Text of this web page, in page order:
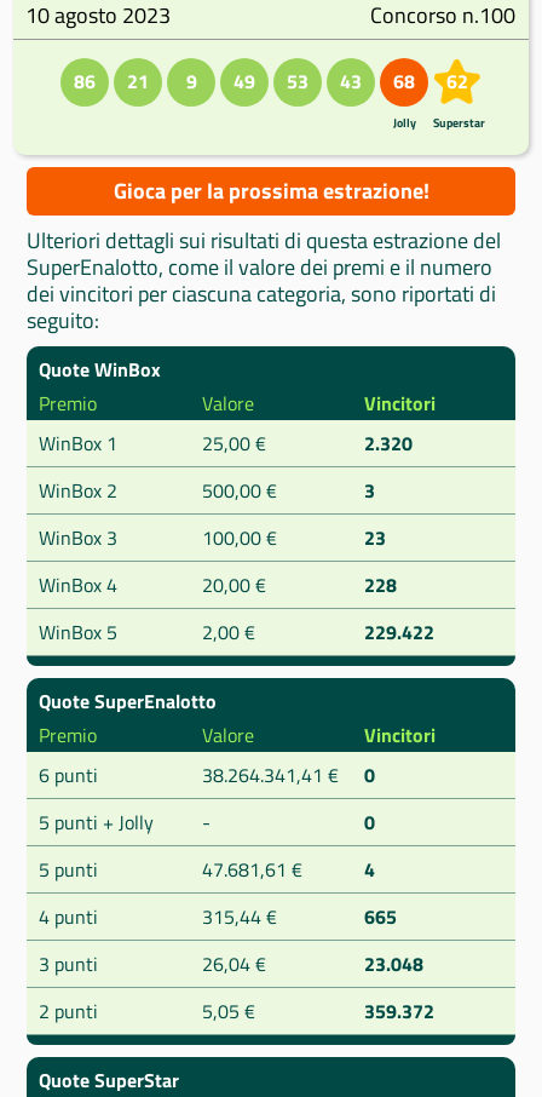
10 agosto 2023 Concorso n.100
86 21 9 49 53 43 68
Jolly
62
Superstar
Gioca per la prossima estrazione!
Ulteriori dettagli sui risultati di questa estrazione del
SuperEnalotto, come il valore dei premi e il numero
dei vincitori per ciascuna categoria, sono riportati di
seguito:
Quote WinBox
Premio
Valore
Vincitori
WinBox 1
25,00 €
2.320
WinBox 2
500,00 €
3
WinBox 3
100,00 €
23
WinBox 4
20,00 €
228
WinBox 5
2,00 € 229.422
Quote SuperEnalotto
Premio
Valore
Vincitori
6 punti
38.264.341,41 €
0
5 punti + Jolly
-
0
5 punti
47.681,61 €
4
4 punti
315,44 €
665
3 punti
26,04 €
23.048
2 punti
5,05 € 359.372
Quote SuperStar